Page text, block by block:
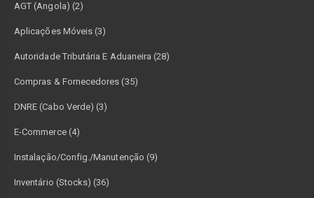
AGT (Angola) (2)
Aplicações Móveis (3)
Autoridade Tributária E Aduaneira (28)
Compras & Fornecedores (35)
DNRE (Cabo Verde) (3)
E-Commerce (4)
Instalação/Config./Manutenção (9)
Inventário (Stocks) (36)